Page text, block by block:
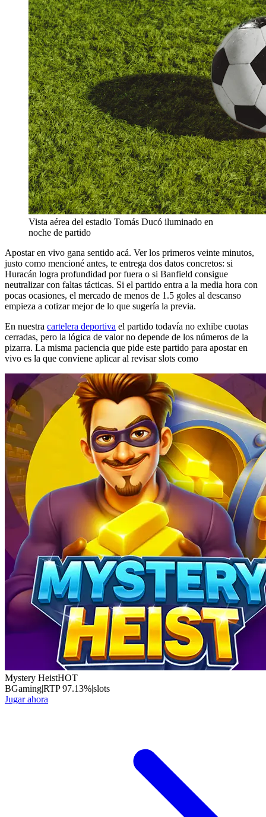
Vista aérea del estadio Tomás Ducó iluminado en
noche de partido
Apostar en vivo gana sentido acá. Ver los primeros veinte minutos,
justo como mencioné antes, te entrega dos datos concretos: si
Huracán logra profundidad por fuera o si Banfield consigue
neutralizar con faltas tácticas. Si el partido entra a la media hora con
pocas ocasiones, el mercado de menos de 1.5 goles al descanso
empieza a cotizar mejor de lo que sugería la previa.
En nuestra cartelera deportiva el partido todavía no exhibe cuotas
cerradas, pero la lógica de valor no depende de los números de la
pizarra. La misma paciencia que pide este partido para apostar en
vivo es la que conviene aplicar al revisar slots como
Mystery HeistHOT
BGaming|RTP97.13%|slots
Jugar ahora